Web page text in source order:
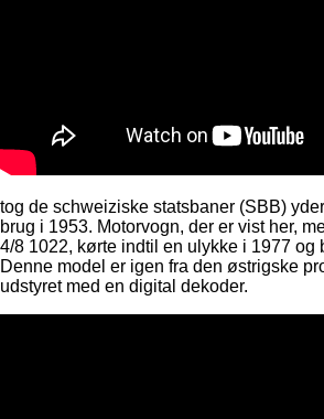
tog de schweiziske statsbaner (SBB)
brug i 1953. Motorvogn, der er vist her,
4/8 1022, kørte indtil en ulykke i 1977 og
Denne model er igen fra den østrigske
udstyret med en digital dekoder.